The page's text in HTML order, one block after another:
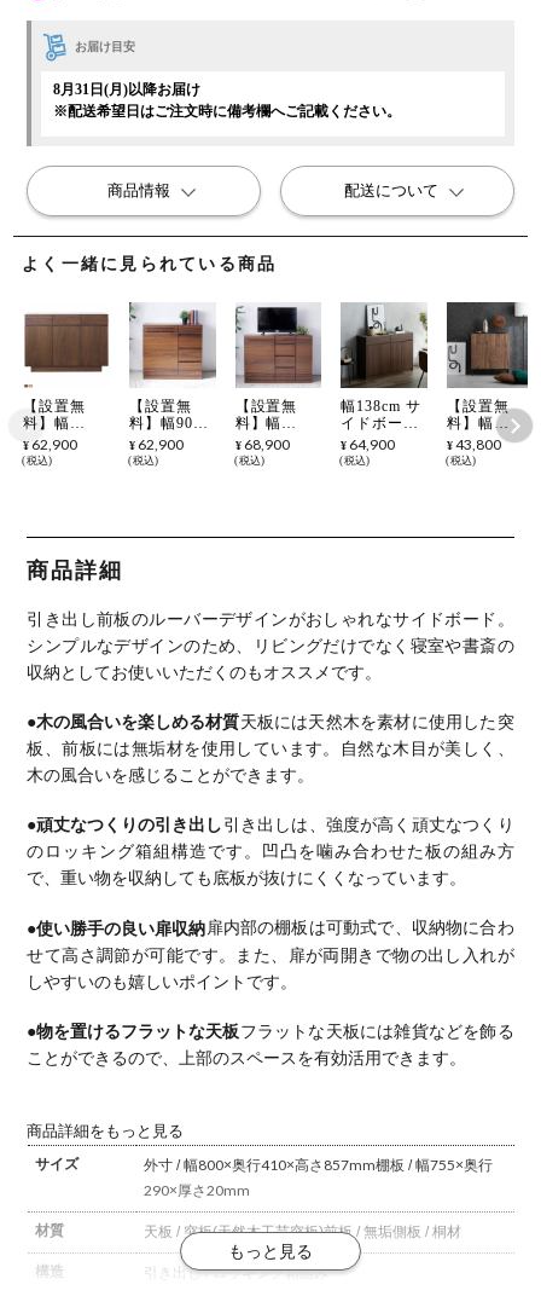
よく一緒に見られている商品
【設置無
料】幅
120.2cm 木
製 サイドボ
ット リビン
グボード 寝
室 おしゃれ
ュラル ウォ
ールナット
¥ 62,900
税込
【設置無
料】幅90cm
木製 サイド
ボード ウォ
ド コンパク
納家具 テレ
ビ台 おしゃ
れ リビング
¥ 62,900
税込
【設置無
料】幅
120cm 木製
キャビネッ
プ テレビ台
収納家具 リ
モコン対応
モダン ブラ
¥ 68,900
税込
幅138cm サ
イドボード
セラミック
天板 木目
き キャビネ
ディモダン
ブラウン 完
成品
¥ 64,900
税込
【設置無
料】幅
79.8cm 木製
サイドボー
ット 収納
ージ 北欧
モダン ナチ
ュラル ウォ
¥43,800
税込
商品詳細
引き出し前板のルーバーデザインがおしゃれなサイドボード。
シンプルなデザインのため、リビングだけでなく寝室や書斎の
収納としてお使いいただくのもオススメです。
●木の風合いを楽しめる材質天板には天然木を素材に使用した突
板、前板には無垢材を使用しています。
自然な木目が美しく、
木の風合いを感じることができます。
●頑丈なつくりの引き出し 引き出しは、強度が高く頑丈なつくり
のロッキング箱組構造です。
凹凸を噛み合わせた板の組み方
で、重い物を収納しても底板が抜けにくくなっています。
●使い勝手の良い扉収納扉内部の棚板は可動式で、収納物に合わ
せて高さ調節が可能です。
また、扉が両開きで物の出し入れが
しやすいのも嬉しいポイントです。
●物を置けるフラットな天板フラットな天板には雑貨などを飾る
ことができるので、上部のスペースを有効活用できます。
商品詳細をもっと見る
サイズ
外寸 / 幅800×奥行410×高さ857mm棚板 / 幅755×奥行
290×厚さ20mm
材質 天板 / 突板(天然木工芸突板)前板 / 無垢側板 / 桐材
構造 引き出し / ロッキング箱組み
お届け目安
8月31日(月)以降お届け
※配送希望日はご注文時に備考欄へご記載ください。
商品情報 配送について